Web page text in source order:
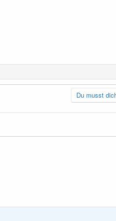
Du musst